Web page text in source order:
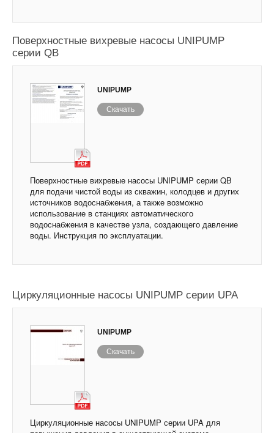
Поверхностные вихревые насосы UNIPUMP
серии QB
UNIPUMP
Скачать
Поверхностные вихревые насосы UNIPUMP серии QB
для подачи чистой воды из скважин, колодцев и других
источников водоснабжения, а также возможно
использование в станциях автоматического
водоснабжения в качестве узла, создающего давление
воды. Инструкция по эксплуатации.
Циркуляционные насосы UNIPUMP серии UPA
UNIPUMP
Скачать
Циркуляционные насосы UNIPUMP серии UPA для